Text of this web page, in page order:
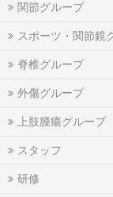
関節グループ
スポーツ・関節鏡
脊椎グループ
外傷グループ
上肢腫瘍グループ
スタッフ
研修